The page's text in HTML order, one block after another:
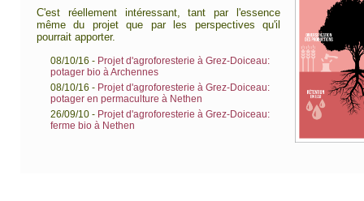
C'est réellement intéressant, tant par l'essence
même du projet que par les perspectives qu'il
pourrait apporter.
08/10/16 - Projet d'agroforesterie à Grez-Doiceau:
potager bio à Archennes
08/10/16 - Projet d'agroforesterie à Grez-Doiceau:
potager en permaculture à Nethen
26/09/10 - Projet d'agroforesterie à Grez-Doiceau:
ferme bio à Nethen